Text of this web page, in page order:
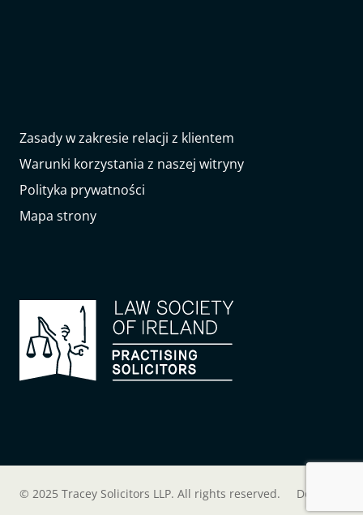
Zasady w zakresie relacji z klientem
Warunki korzystania z naszej witryny
Polityka prywatności
Mapa strony
© 2025 Tracey Solicitors LLP. All rights reserved. Do góry